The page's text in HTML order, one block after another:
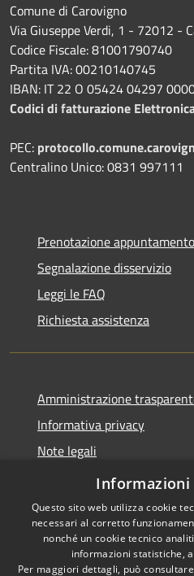
Comune di Carovigno
Via Giuseppe Verdi, 1 - 72012 -
Codice Fiscale: 81001790740
Partita IVA: 00210140745
IBAN: IT 22 O 05424 04297
Codici di fatturazione
PEC:
Centralino Unico: 0831 997111
Prenotazione appuntamento
Segnalazione disservizio
Leggi le FAQ
Richiesta assistenza
Amministrazione
Informativa privacy
Note legali
Dichiarazione di accessibilità
Informazioni
Questo sito web utilizza cookie
necessari al corretto
nonché un cookie tecnico
informazioni statistiche,
Per maggiori dettagli, può